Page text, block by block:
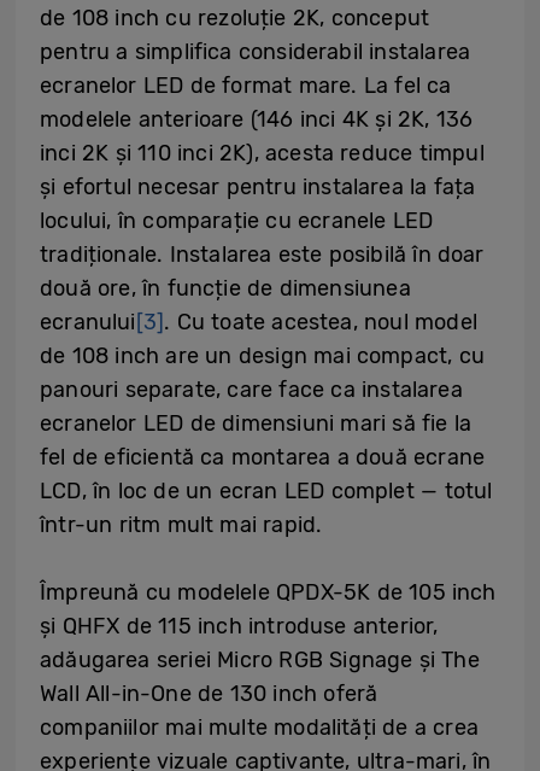
de 108 inch cu rezoluție 2K, conceput
pentru a simplifica considerabil instalarea
ecranelor LED de format mare. La fel ca
modelele anterioare (146 inci 4K și 2K, 136
inci 2K și 110 inci 2K), acesta reduce timpul
și efortul necesar pentru instalarea la fața
locului, în comparație cu ecranele LED
tradiționale. Instalarea este posibilă în doar
două ore, în funcție de dimensiunea
ecranului [3]. Cu toate acestea, noul model
de 108 inch are un design mai compact, cu
panouri separate, care face ca instalarea
ecranelor LED de dimensiuni mari să fie la
fel de eficientă ca montarea a două ecrane
LCD, în loc de un ecran LED complet — totul
într-un ritm mult mai rapid.
Împreună cu modelele QPDX-5K de 105 inch
și QHFX de 115 inch introduse anterior,
adăugarea seriei Micro RGB Signage și The
Wall All-in-One de 130 inch oferă
companiilor mai multe modalități de a crea
experiențe vizuale captivante, ultra-mari, în